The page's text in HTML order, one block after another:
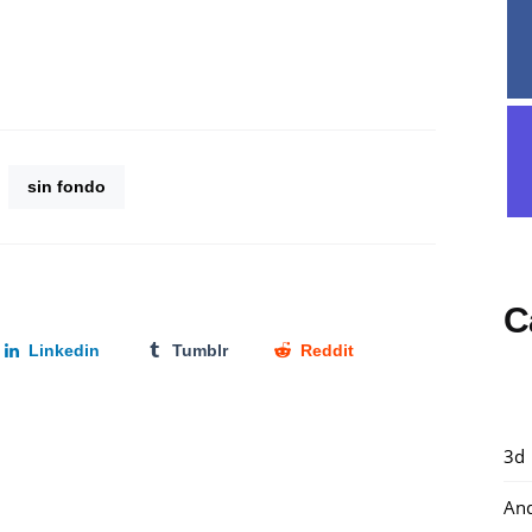
sin fondo
Linkedin Tumblr Reddit
3d